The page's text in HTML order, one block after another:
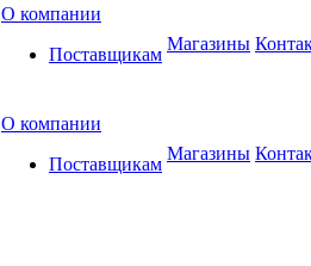
О компании
Поставщикам
Магазины
О компании
Поставщикам
Магазины